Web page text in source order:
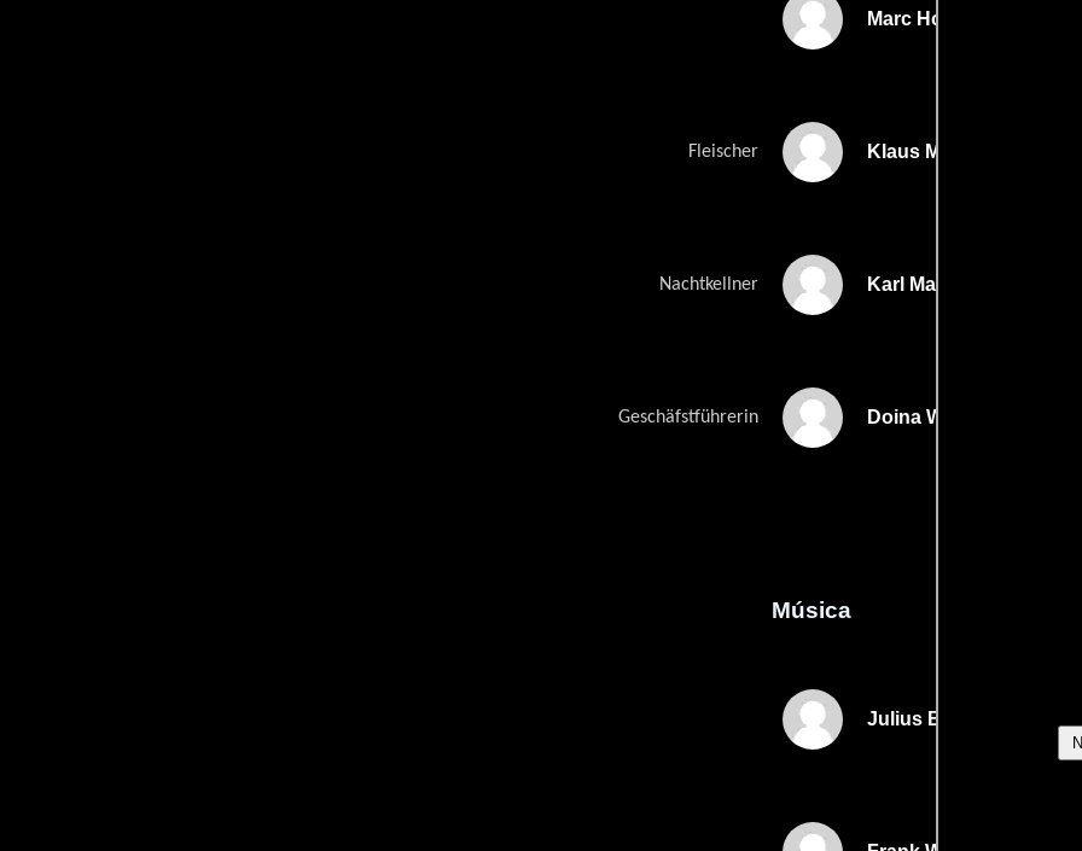
Marc Hosemann
Fleischer Klaus Manchen
Nachtkellner Karl Markovics
Geschäfstführerin Doina Weber
Música
Julius Block